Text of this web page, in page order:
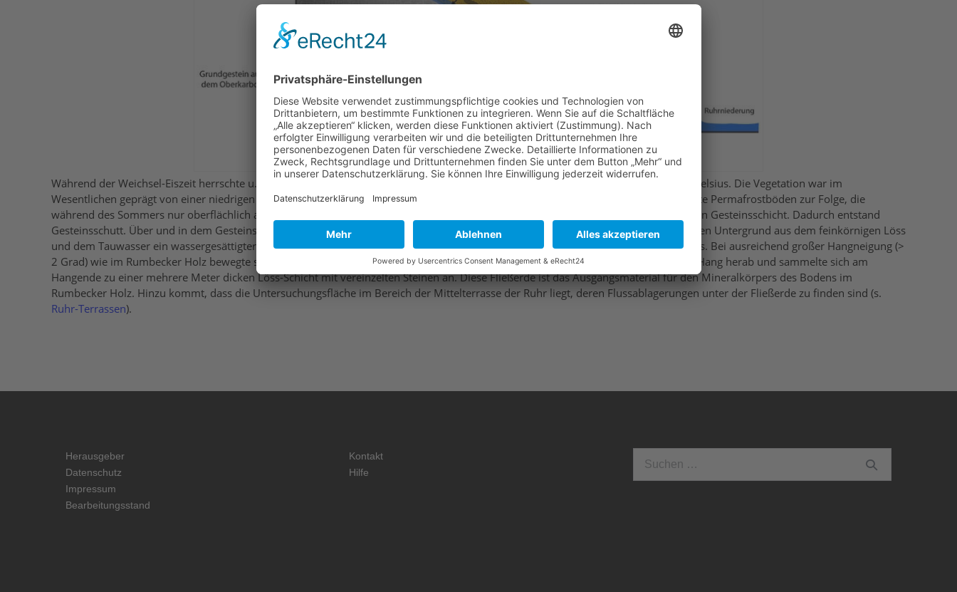
Abb. 11: Schema zur Entstehung der Fließerde im Rumbecker Holz
Während der Weichsel-Eiszeit herrschte u.a im Sauerland kaltes, kontinentales Klima (Jahresdurchschnitt-Temperatur von – 2 Grad) Celsius. Die Vegetation war im
Wesentlichen geprägt von einer niedrigen Krautschicht mit Zwergsträuchern und nur wenigen höheren Pflanzen. Das kalte Klima hatte Permafrostböden zur Folge, die
während des Sommers nur oberflächlich auftauten. Der Wechsel von Gefrieren und Auftauen führte zur Frostsprengung in der oberen Gesteinsschicht. Dadurch entstand
Gesteinsschutt. Über und in dem Gesteinsschutt lagerte sich Löss ab. Während der wärmeren Jahreszeit entstand über dem gefrorenen Untergrund aus dem feinkörnigen Löss
und dem Tauwasser ein wassergesättigter Brei. Dieser fungierte als Gleitmittel für den darüberliegenden Gesteinsschutt und den Löss. Bei ausreichend großer Hangneigung (>
2 Grad) wie im Rumbecker Holz bewegte sich der Löss mit zusätzlichen Steinen des Verwitterungsschutts als Fließerde langsam den Hang herab und sammelte sich am
Hangende zu einer mehrere Meter dicken Löss-Schicht mit vereinzelten Steinen an. Diese Fließerde ist das Ausgangsmaterial für den Mineralkörpers des Bodens im
Rumbecker Holz. Hinzu kommt, dass die Untersuchungsfläche im Bereich der Mittelterrasse der Ruhr liegt, deren Flussablagerungen unter der Fließerde zu finden sind (s.
Ruhr-Terrassen).
Herausgeber
Datenschutz
Impressum
Bearbeitungsstand
Kontakt
Hilfe
nach: